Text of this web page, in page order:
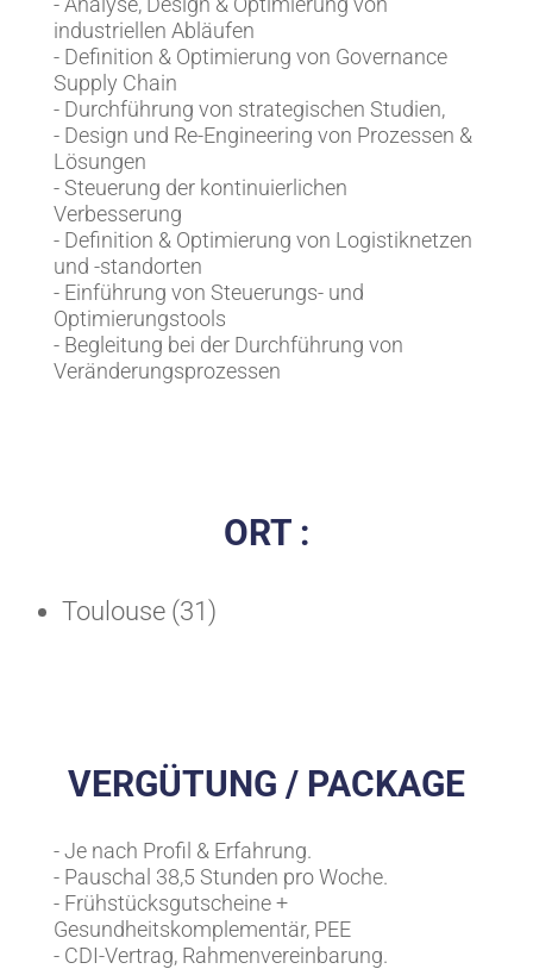
industriellen Abläufen
- Definition & Optimierung von Governance
Supply Chain
- Durchführung von strategischen Studien,
- Design und Re-Engineering von Prozessen &
Lösungen
- Steuerung der kontinuierlichen
Verbesserung
- Definition & Optimierung von Logistiknetzen
und -standorten
- Einführung von Steuerungs- und
Optimierungstools
- Begleitung bei der Durchführung von
Veränderungsprozessen
ORT :
Toulouse (31)
VERGÜTUNG / PACKAGE
- Je nach Profil & Erfahrung.
- Pauschal 38,5 Stunden pro Woche.
- Frühstücksgutscheine +
Gesundheitskomplementär, PEE
- CDI-Vertrag, Rahmenvereinbarung.